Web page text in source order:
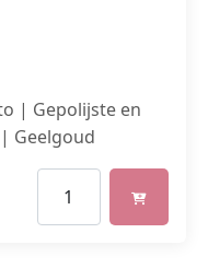
| Gepolijste en
Geelgoud